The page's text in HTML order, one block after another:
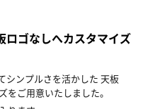
ロゴなしへカスタマイズ
シンプルさを活かした 天板
をご用意いたしました。